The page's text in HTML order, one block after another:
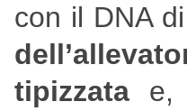
con il DNA
tipizzatae,